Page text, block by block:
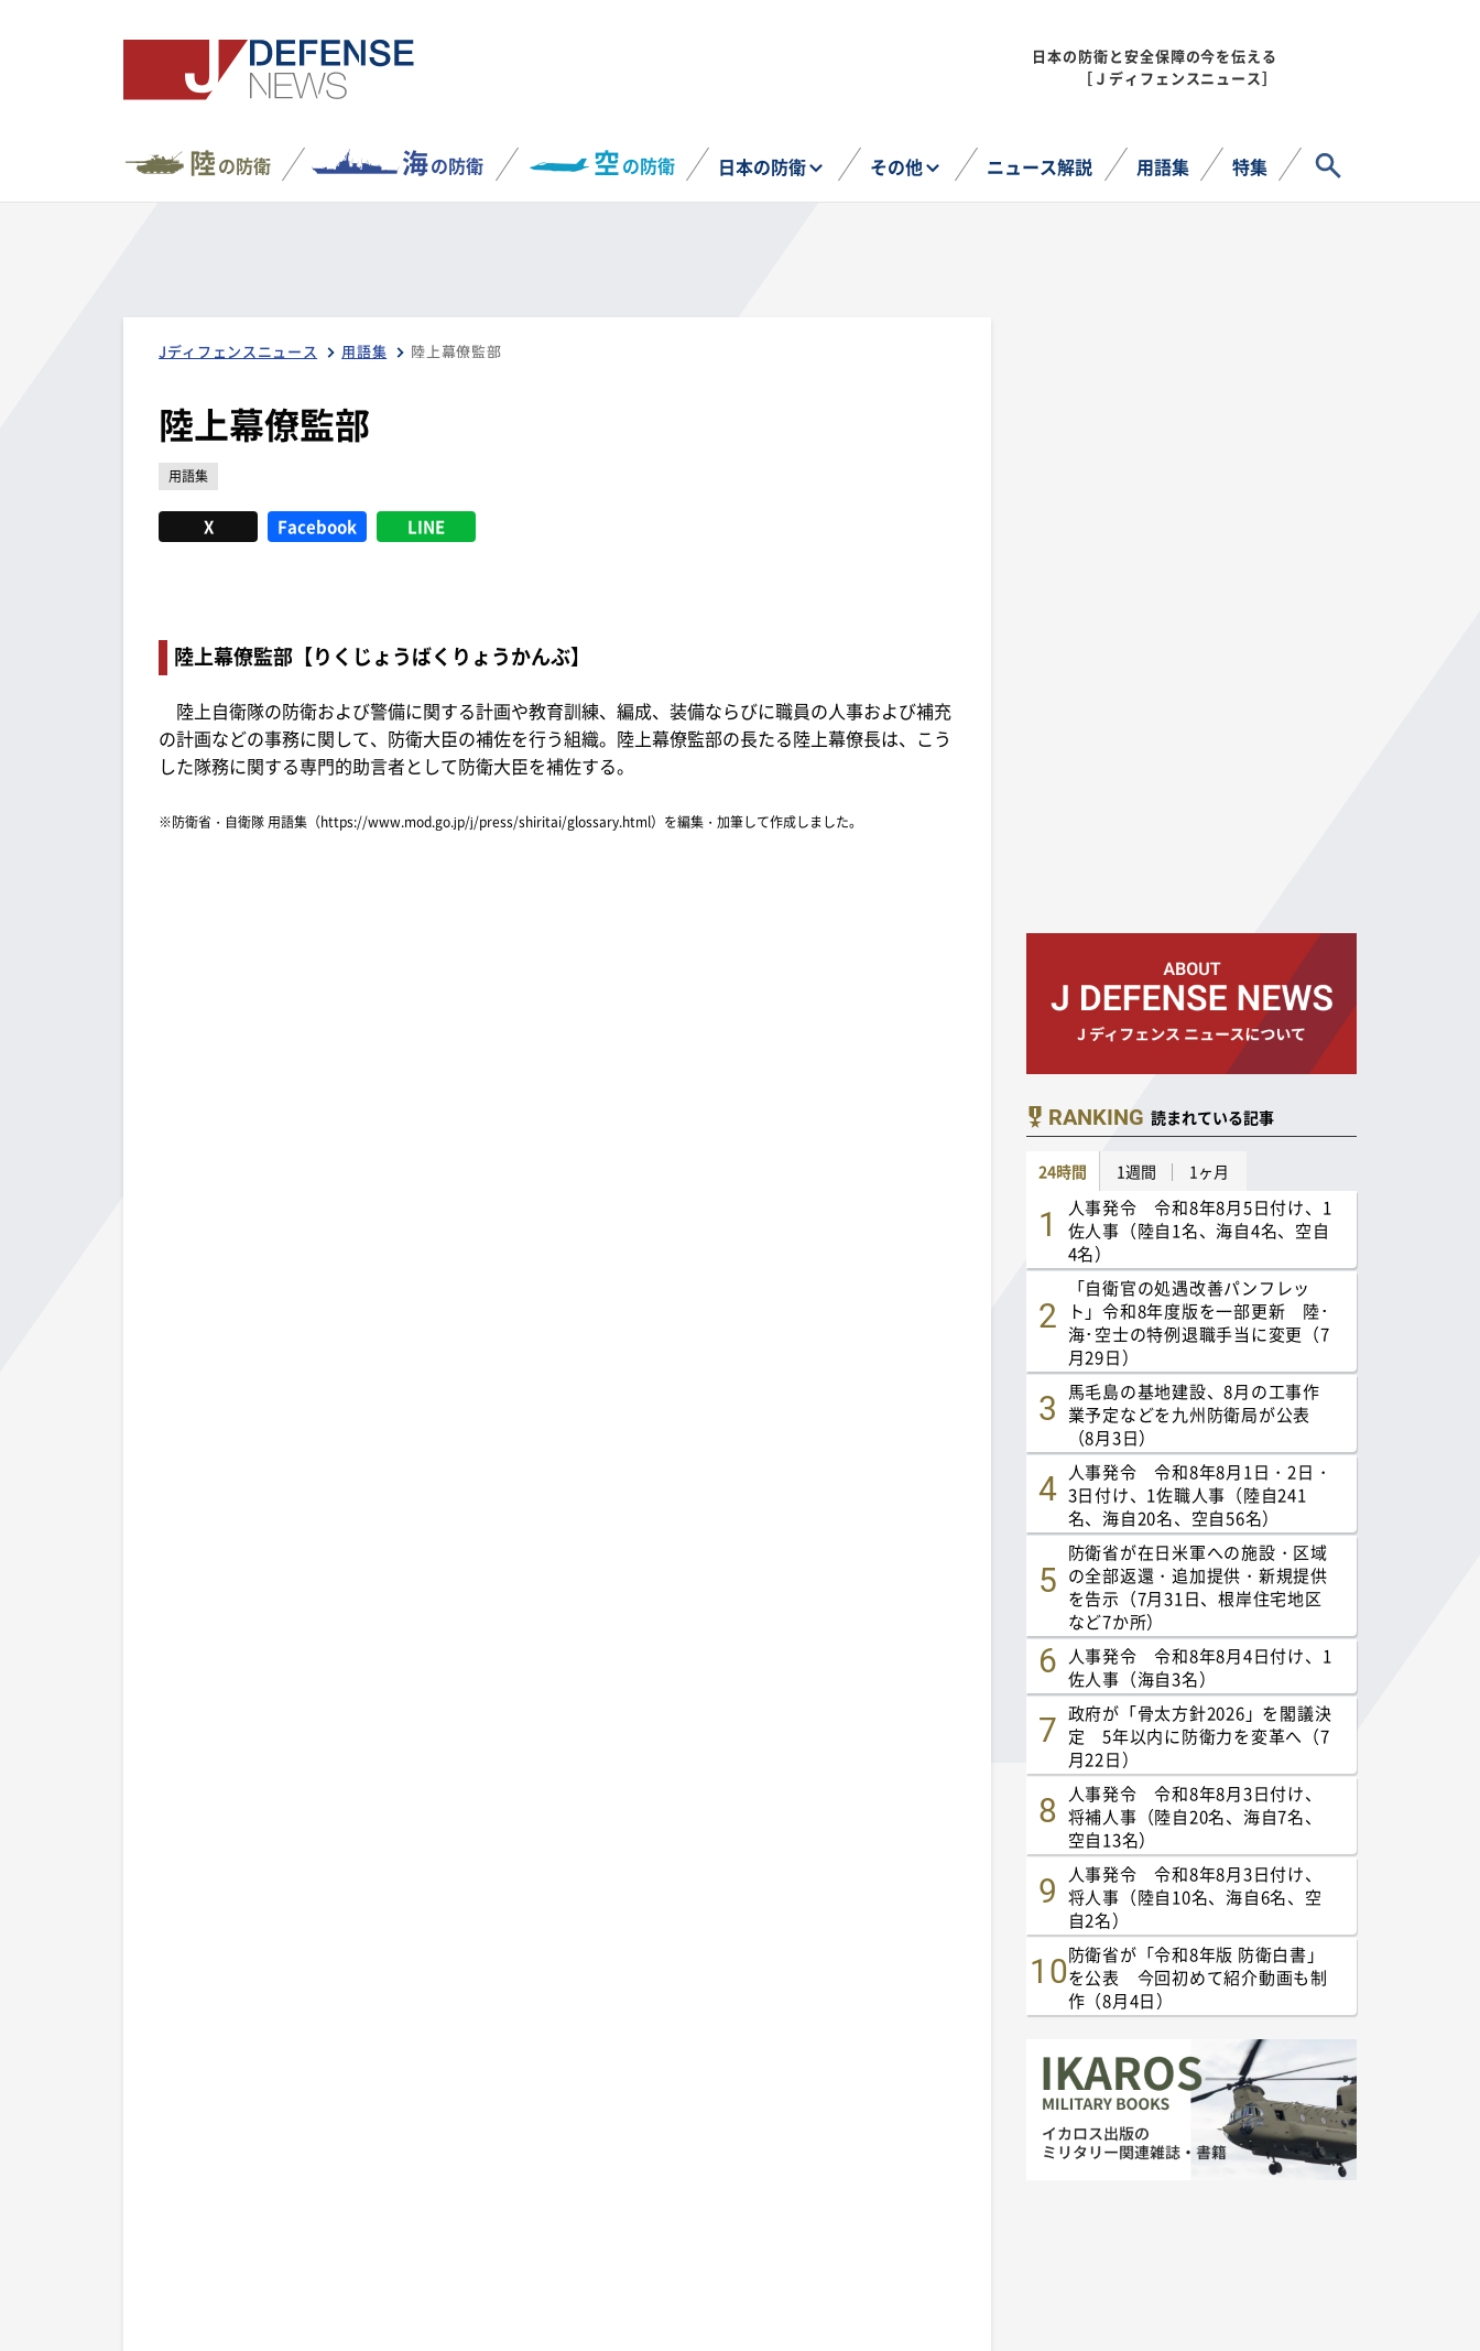
日本の防衛と安全保障の今を伝える
［Ｊディフェンスニュース］
陸の防衛 海の防衛 空の防衛 日本の防衛 その他 ニュース解説 用語集 特集
Jディフェンスニュース 用語集 陸上幕僚監部
陸上幕僚監部
用語集
X Facebook LINE
陸上幕僚監部【りくじょうばくりょうかんぶ】
陸上自衛隊の防衛および警備に関する計画や教育訓練、編成、装備ならびに職員の人事および補充
の計画などの事務に関して、防衛大臣の補佐を行う組織。陸上幕僚監部の長たる陸上幕僚長は、こう
した隊務に関する専門的助言者として防衛大臣を補佐する。
※防衛省・自衛隊 用語集（https://www.mod.go.jp/j/press/shiritai/glossary.html）を編集・加筆して作成しました。
RANKING 読まれている記事
24時間 1週間 1ヶ月
人事発令 令和8年8月5日付け、1
佐人事（陸自1名、海自4名、空自
4名）
「自衛官の処遇改善パンフレッ
ト」令和8年度版を一部更新 陸･
海･空士の特例退職手当に変更（7
月29日）
馬毛島の基地建設、8月の工事作
業予定などを九州防衛局が公表
（8月3日）
人事発令 令和8年8月1日・2日・
3日付け、1佐職人事（陸自241
名、海自20名、空自56名）
防衛省が在日米軍への施設・区域
の全部返還・追加提供・新規提供
を告示（7月31日、根岸住宅地区
など7か所）
人事発令 令和8年8月4日付け、1
佐人事（海自3名）
政府が「骨太方針2026」を閣議決
定 5年以内に防衛力を変革へ（7
月22日）
人事発令 令和8年8月3日付け、
将補人事（陸自20名、海自7名、
空自13名）
人事発令 令和8年8月3日付け、
将人事（陸自10名、海自6名、空
自2名）
防衛省が「令和8年版 防衛白書」
を公表 今回初めて紹介動画も制
作（8月4日）